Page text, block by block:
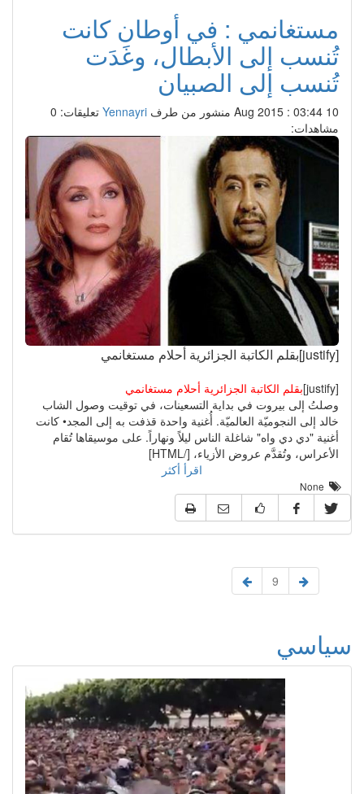
مستغانمي : في أوطان كانت
تُنسب إلى الأبطال، وغَدَت
تُنسب إلى الصبيان
منشور من طرفYennayri تعليقات: 0
مشاهدات:
بقلم الكاتبة الجزائرية أحلام مستغانمي
وصلتُ إلى بيروت في بداية التسعينات، في توقيت وصول الشاب
خالد إلى النجوميّة العالميّة. أُغنية واحدة قذفت به إلى المجد• كانت
أغنية "دي دي واه" شاغلة الناس ليلاً ونهاراً. على موسيقاها تُقام
الأعراس، وتُقدَّم عروض الأزياء، [/HTML]
اقرأ أكثر
None
سياسي